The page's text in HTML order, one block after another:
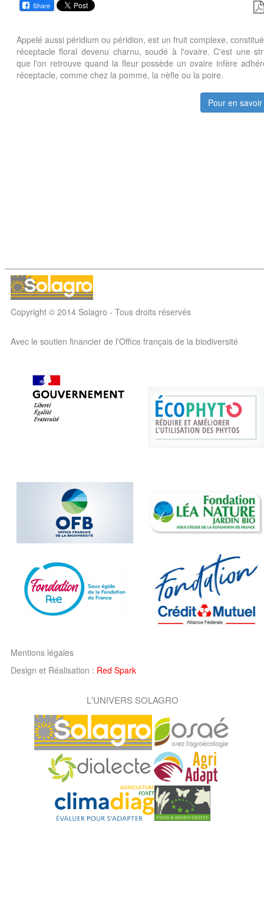
Share
Appelé aussi péridium ou péridion, est un fruit complexe,
réceptacle floral devenu charnu, soudé à l'ovaire. C'est une
que l'on retrouve quand la fleur possède un ovaire infère
réceptacle, comme chez la pomme, la nèfle ou la poire.
Pour en
Copyright © 2014 Solagro - Tous droits réservés
Avec le soutien financier de l'Office français de la biodiversité
Mentions légales
Design et Réalisation : Red Spark
L'UNIVERS SOLAGRO